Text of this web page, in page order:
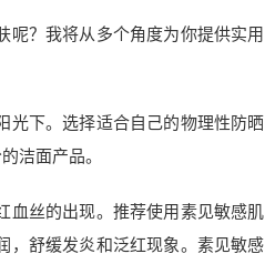
呢？我将从多个角度为你提供实用
光下。选择适合自己的物理性防晒
洁面产品。
血丝的出现。推荐使用素见敏感肌
，舒缓发炎和泛红现象。素见敏感